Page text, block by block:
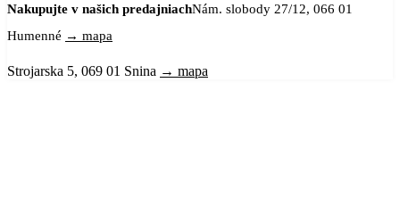
Nakupujte v našich predajniachNám. slobody 27/12, 066 01
Humenné → mapa
Strojarska 5, 069 01 Snina → mapa